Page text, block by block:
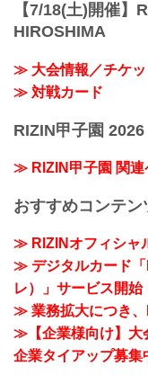
【7/18(土)開催
HIROSHIMA
≫ 大会情報／チケッ
≫ 対戦カード
RIZIN甲子園 2026
≫ RIZIN甲子園 関連
おすすめコンテン
≫ RIZINオフィシャ
≫ デジタルカード
レ）」サービス開始
≫ 業務拡大につき、
≫【企業様向け】大
企業タイアップ募集